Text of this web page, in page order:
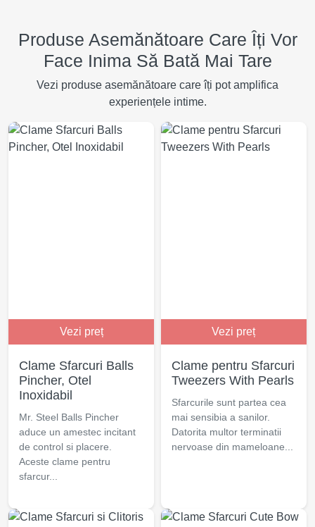
Produse Asemănătoare Care Îți Vor
Face Inima Să Bată Mai Tare
Vezi produse asemănătoare care îți pot amplifica
experiențele intime.
Vezi preț
Clame Sfarcuri Balls
Pincher, Otel
Inoxidabil
Mr. Steel Balls Pincher
aduce un amestec incitant
de control si placere.
Aceste clame pentru
sfarcur...
Vezi preț
Clame pentru Sfarcuri
Tweezers With Pearls
Sfarcurile sunt partea cea
mai sensibia a sanilor.
Datorita multor terminatii
nervoase din mameloane...